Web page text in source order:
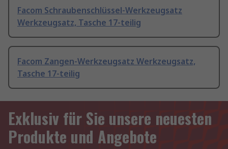
Facom Schraubenschlüssel-Werkzeugsatz
Werkzeugsatz, Tasche 17-teilig
Facom Zangen-Werkzeugsatz Werkzeugsatz,
Tasche 17-teilig
Exklusiv für Sie unsere neuesten
Produkte und Angebote